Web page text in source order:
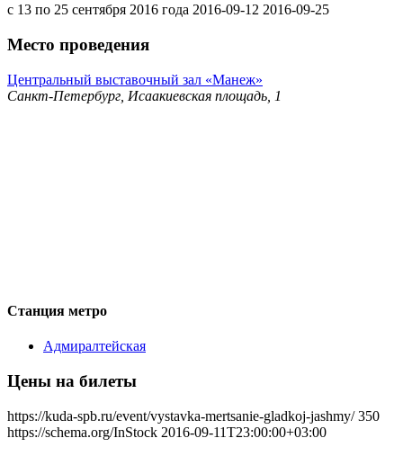
с 13 по 25 сентября 2016 года 2016-09-12 2016-09-25
Место проведения
Центральный выставочный зал «Манеж»
Санкт-Петербург, Исаакиевская площадь, 1
Станция метро
Адмиралтейская
Цены на билеты
https://kuda-spb.ru/event/vystavka-mertsanie-gladkoj-jashmy/ 350
https://schema.org/InStock 2016-09-11T23:00:00+03:00